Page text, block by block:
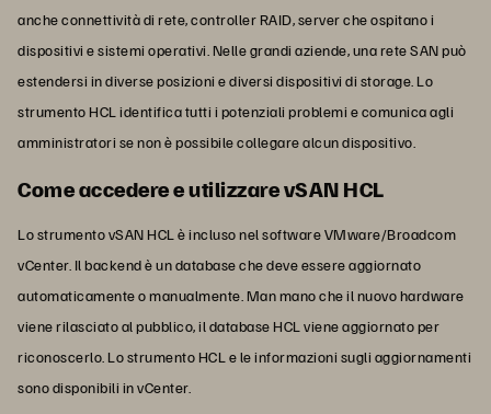
anche connettività di rete, controller RAID, server che ospitano i
dispositivi e sistemi operativi. Nelle grandi aziende, una rete SAN può
estendersi in diverse posizioni e diversi dispositivi di storage. Lo
strumento HCL identifica tutti i potenziali problemi e comunica agli
amministratori se non è possibile collegare alcun dispositivo.
Come accedere e utilizzare vSAN HCL
Lo strumento vSAN HCL è incluso nel software VMware/Broadcom
vCenter. Il backend è un database che deve essere aggiornato
automaticamente o manualmente. Man mano che il nuovo hardware
viene rilasciato al pubblico, il database HCL viene aggiornato per
riconoscerlo. Lo strumento HCL e le informazioni sugli aggiornamenti
sono disponibili in vCenter.